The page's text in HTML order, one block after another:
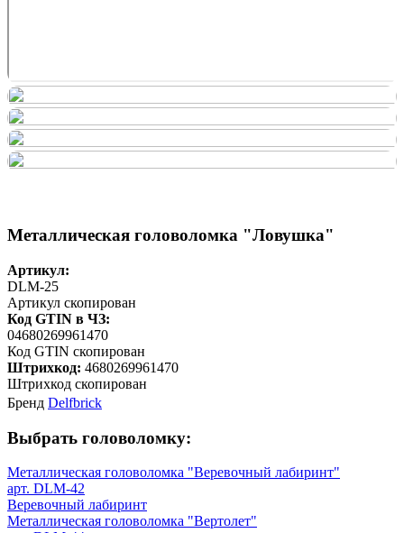
Металлическая головоломка "Ловушка"
Артикул:
DLM-25
Артикул скопирован
Код GTIN в ЧЗ:
04680269961470
Код GTIN скопирован
Штрихкод: 4680269961470
Штрихкод скопирован
Бренд Delfbrick
Выбрать головоломку:
Металлическая головоломка "Веревочный лабиринт"
арт. DLM-42
Веревочный лабиринт
Металлическая головоломка "Вертолет"